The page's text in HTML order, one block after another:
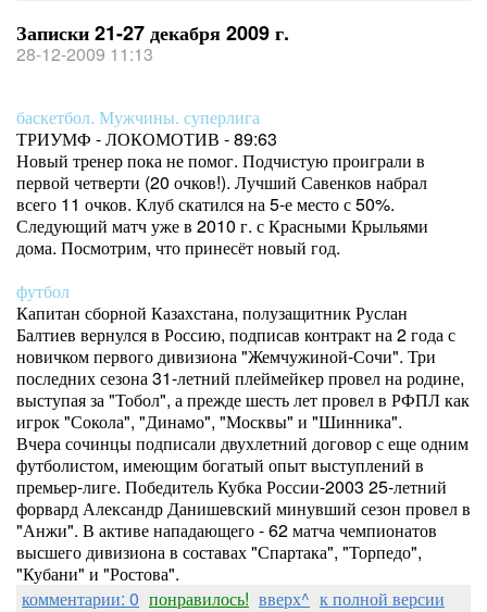
Записки 21-27 декабря 2009 г.
28-12-2009 11:13
баскетбол. Мужчины. суперлига
ТРИУМФ - ЛОКОМОТИВ - 89:63
Новый тренер пока не помог. Подчистую проиграли в
первой четверти (20 очков!). Лучший Савенков набрал
всего 11 очков. Клуб скатился на 5-е место с 50%.
Следующий матч уже в 2010 г. с Красными Крыльями
дома. Посмотрим, что принесёт новый год.
футбол
Капитан сборной Казахстана, полузащитник Руслан
Балтиев вернулся в Россию, подписав контракт на 2 года с
новичком первого дивизиона "Жемчужиной-Сочи". Три
последних сезона 31-летний плеймейкер провел на родине,
выступая за "Тобол", а прежде шесть лет провел в РФПЛ как
игрок "Сокола", "Динамо", "Москвы" и "Шинника".
Вчера сочинцы подписали двухлетний договор с еще одним
футболистом, имеющим богатый опыт выступлений в
премьер-лиге. Победитель Кубка России-2003 25-летний
форвард Александр Данишевский минувший сезон провел в
"Анжи". В активе нападающего - 62 матча чемпионатов
высшего дивизиона в составах "Спартака", "Торпедо",
"Кубани" и "Ростова".
комментарии: 0 понравилось! вверх^ к полной версии